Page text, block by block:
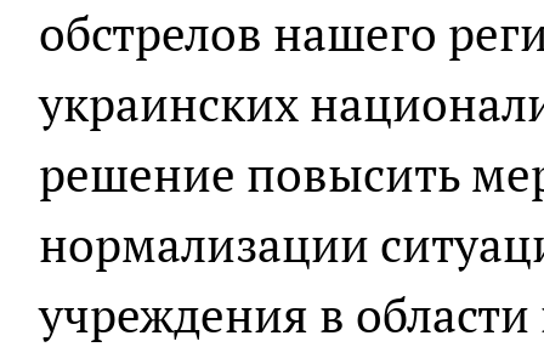
обстрелов нашего
украинских
решение повысить
нормализации
учреждения в